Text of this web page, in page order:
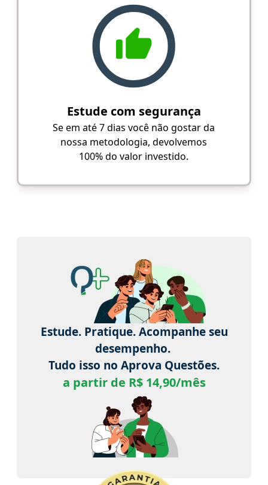
Estude com segurança
Se em até 7 dias você não gostar da
nossa metodologia, devolvemos
100% do valor investido.
Estude. Pratique. Acompanhe seu
desempenho.
Tudo isso no Aprova Questões.
a partir de R$ 14,90/mês